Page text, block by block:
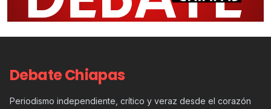
Debate Chiapas
Periodismo independiente, crítico y veraz desde el corazón